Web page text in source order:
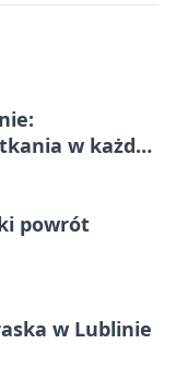
w każdą
powrót
w Lublinie